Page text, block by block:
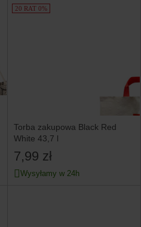
20 RAT 0%
Torba zakupowa Black Red
White 43,7 l
7,99 zł
Wysyłamy w 24h